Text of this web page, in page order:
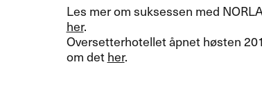
Les mer om suksessen med
her.
Oversetterhotellet åpnet høsten
om dether.